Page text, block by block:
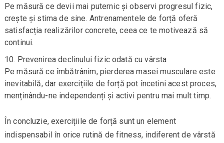
Pe măsură ce devii mai puternic și observi progresul fizic,
crește și stima de sine. Antrenamentele de forță oferă
satisfacția realizărilor concrete, ceea ce te motivează să
continui.
Prevenirea declinului fizic odată cu vârsta
Pe măsură ce îmbătrânim, pierderea masei musculare este
inevitabilă, dar exercițiile de forță pot încetini acest proces,
menținându-ne independenți și activi pentru mai mult timp.
În concluzie, exercițiile de forță sunt un element
indispensabil în orice rutină de fitness, indiferent de vârstă